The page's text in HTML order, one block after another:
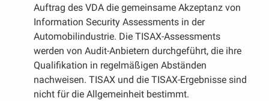
Auftrag des VDA die gemeinsame Akzeptanz von
Information Security Assessments in der
Automobilindustrie. Die TISAX-Assessments
werden von Audit-Anbietern durchgeführt, die ihre
Qualifikation in regelmäßigen Abständen
nachweisen. TISAX und die TISAX-Ergebnisse sind
nicht für die Allgemeinheit bestimmt.